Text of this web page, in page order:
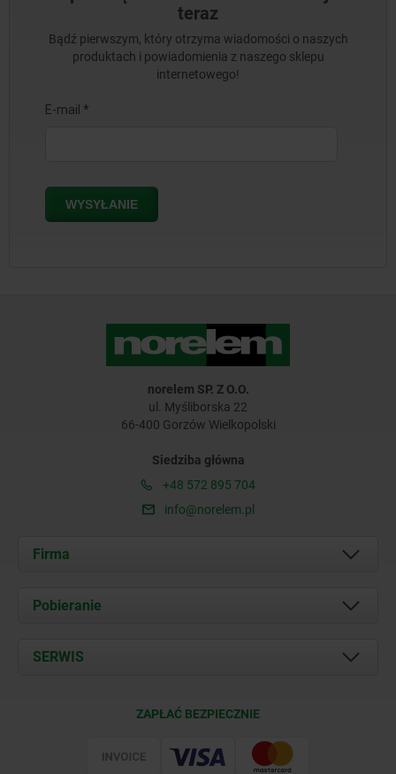
teraz
Bądź pierwszym, który otrzyma wiadomości o naszych
produktach i powiadomienia z naszego sklepu
internetowego!
norelem SP. Z O.O.
ul. Myśliborska 22
66-400 Gorzów Wielkopolski
Siedziba główna
+48 572 895 704
info@norelem.pl
Firma
O nas
Kontakt
Pobieranie
Documents
SERWIS
ZAPŁAĆ BEZPIECZNIE